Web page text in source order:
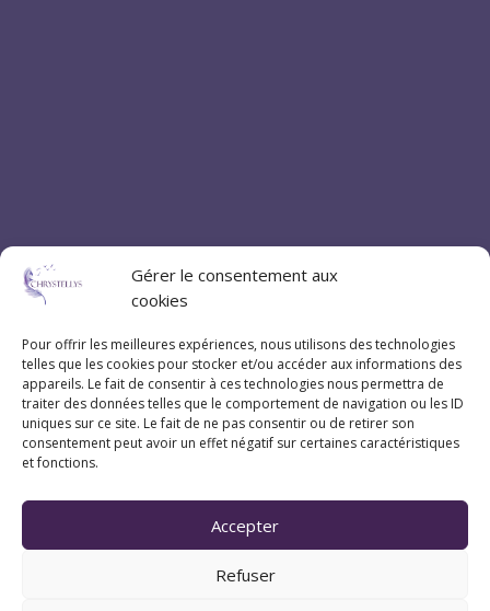
Gérer le consentement aux
cookies
Pour offrir les meilleures expériences, nous utilisons des technologies
telles que les cookies pour stocker et/ou accéder aux informations des
appareils. Le fait de consentir à ces technologies nous permettra de
traiter des données telles que le comportement de navigation ou les ID
uniques sur ce site. Le fait de ne pas consentir ou de retirer son
consentement peut avoir un effet négatif sur certaines caractéristiques
et fonctions.
Accepter
Refuser